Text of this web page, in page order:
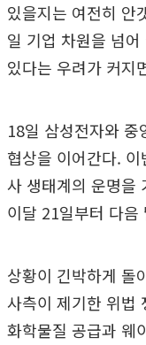
있을지는 여전히 안
일 기업 차원을 넘
있다는 우려가 커지
18일 삼성전자와
협상을 이어간다.
사 생태계의 운명을
이달 21일부터 다
상황이 긴박하게 돌
사측이 제기한 위법
화학물질 공급과 웨